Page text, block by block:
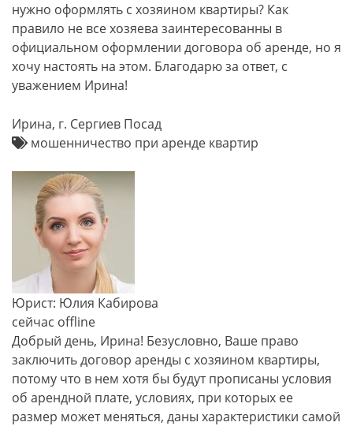
нужно оформлять с хозяином квартиры? Как
правило не все хозяева заинтересованны в
официальном оформлении договора об аренде, но я
хочу настоять на этом. Благодарю за ответ, с
уважением Ирина!
Ирина, г. Сергиев Посад
мошенничество при аренде квартир
Юрист: Юлия Кабирова
сейчас offline
Добрый день, Ирина! Безусловно, Ваше право
заключить договор аренды с хозяином квартиры,
потому что в нем хотя бы будут прописаны условия
об арендной плате, условиях, при которых ее
размер может меняться, даны характеристики самой